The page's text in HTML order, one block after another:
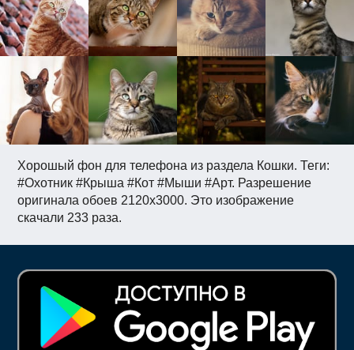
Хорошый фон для телефона из раздела Кошки. Теги:
#Охотник #Крыша #Кот #Мыши #Арт. Разрешение
оригинала обоев 2120x3000. Это изображение
скачали 233 раза.